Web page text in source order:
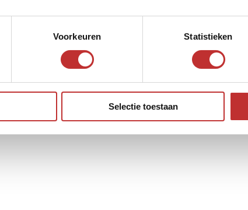
Voorkeuren Statistieken
Selectie toestaan